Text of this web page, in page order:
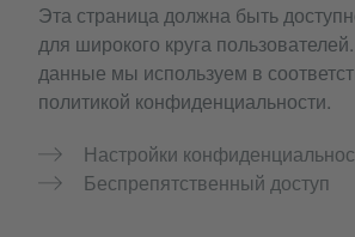
Эта страница должна быть
для широкого круга
данные мы используем в
политикой конфиденциальности.
Настройки
Беспрепятственный доступ